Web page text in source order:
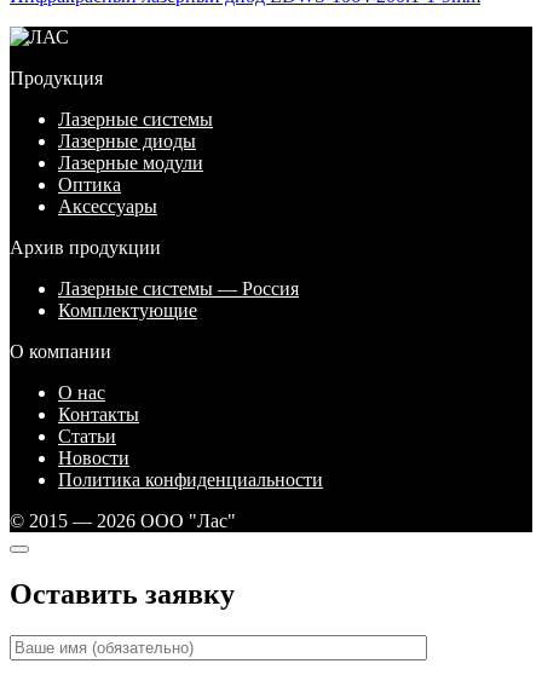
Продукция
Лазерные системы
Лазерные диоды
Лазерные модули
Оптика
Аксессуары
Архив продукции
Лазерные системы — Россия
Комплектующие
О компании
О нас
Контакты
Статьи
Новости
Политика конфиденциальности
© 2015 — 2026 ООО "Лас"
Оставить заявку